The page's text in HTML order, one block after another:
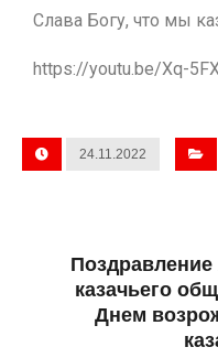
Слава Богу, что мы
https://youtu.be/Xq-
24.11.2022
казачьего
Днем